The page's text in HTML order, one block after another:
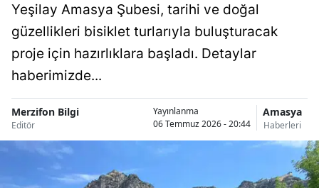
Yeşilay Amasya Şubesi, tarihi ve doğal
güzellikleri bisiklet turlarıyla buluşturacak
proje için hazırlıklara başladı. Detaylar
haberimizde...
Merzifon Bilgi
Editör
Yayınlanma
06 Temmuz 2026 - 20:44
Amasya
Haberleri